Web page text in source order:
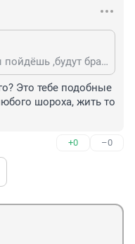
ЗаЗаОмичКонь в этот раз ты пойдёшь ,будут брать до 65 так что желая тебе попастьза ленточку.
Это тебе подобные
шороха, жить то
+0 –0